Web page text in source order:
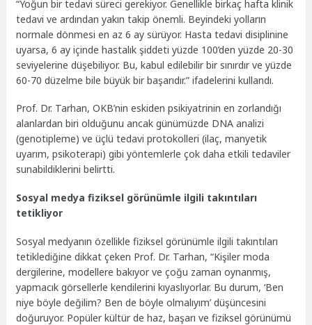
“Yoğun bir tedavi süreci gerekiyor. Genellikle birkaç hafta klinik
tedavi ve ardından yakın takip önemli. Beyindeki yolların
normale dönmesi en az 6 ay sürüyor. Hasta tedavi disiplinine
uyarsa, 6 ay içinde hastalık şiddeti yüzde 100’den yüzde 20-30
seviyelerine düşebiliyor. Bu, kabul edilebilir bir sınırdır ve yüzde
60-70 düzelme bile büyük bir başarıdır.” ifadelerini kullandı.
Prof. Dr. Tarhan, OKB’nin eskiden psikiyatrinin en zorlandığı
alanlardan biri olduğunu ancak günümüzde DNA analizi
(genotipleme) ve üçlü tedavi protokolleri (ilaç, manyetik
uyarım, psikoterapi) gibi yöntemlerle çok daha etkili tedaviler
sunabildiklerini belirtti.
Sosyal medya fiziksel görünümle ilgili takıntıları
tetikliyor
Sosyal medyanın özellikle fiziksel görünümle ilgili takıntıları
tetiklediğine dikkat çeken Prof. Dr. Tarhan, “Kişiler moda
dergilerine, modellere bakıyor ve çoğu zaman oynanmış,
yapmacık görsellerle kendilerini kıyaslıyorlar. Bu durum, ‘Ben
niye böyle değilim? Ben de böyle olmalıyım’ düşüncesini
doğuruyor. Popüler kültür de haz, başarı ve fiziksel görünümü